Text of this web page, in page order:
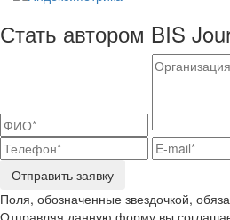
Стать автором BIS
Отправить заявку
Поля, обозначенные звездочкой,